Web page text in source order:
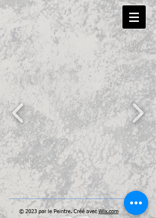
© 2023 par le Peintre. Créé avecWix.com